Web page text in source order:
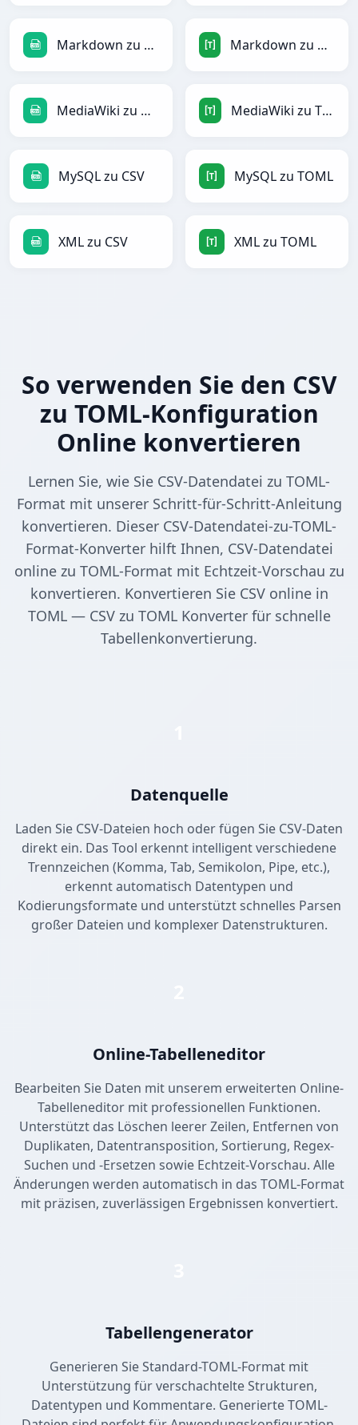
Markdown zu CSV Markdown zu TOML
MediaWiki zu CSV MediaWiki zu TOML
MySQL zu CSV MySQL zu TOML
XML zu CSV XML zu TOML
So verwenden Sie den CSV
zu TOML-Konfiguration
Online konvertieren
Lernen Sie, wie Sie CSV-Datendatei zu TOML-
Format mit unserer Schritt-für-Schritt-Anleitung
konvertieren. Dieser CSV-Datendatei-zu-TOML-
Format-Konverter hilft Ihnen, CSV-Datendatei
online zu TOML-Format mit Echtzeit-Vorschau zu
konvertieren. Konvertieren Sie CSV online in
TOML — CSV zu TOML Konverter für schnelle
Tabellenkonvertierung.
Datenquelle
Laden Sie CSV-Dateien hoch oder fügen Sie CSV-Daten
direkt ein. Das Tool erkennt intelligent verschiedene
Trennzeichen (Komma, Tab, Semikolon, Pipe, etc.),
erkennt automatisch Datentypen und
Kodierungsformate und unterstützt schnelles Parsen
großer Dateien und komplexer Datenstrukturen.
Online-Tabelleneditor
Bearbeiten Sie Daten mit unserem erweiterten Online-
Tabelleneditor mit professionellen Funktionen.
Unterstützt das Löschen leerer Zeilen, Entfernen von
Duplikaten, Datentransposition, Sortierung, Regex-
Suchen und -Ersetzen sowie Echtzeit-Vorschau. Alle
Änderungen werden automatisch in das TOML-Format
mit präzisen, zuverlässigen Ergebnissen konvertiert.
Tabellengenerator
Generieren Sie Standard-TOML-Format mit
Unterstützung für verschachtelte Strukturen,
Datentypen und Kommentare. Generierte TOML-